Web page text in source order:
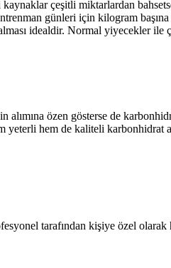
çeşitli miktarlardan
günleri için kilogram
idealdir. Normal yiyecekler ile
özen gösterse de
hem de kaliteli karbonhidrat
tarafından kişiye özel olarak